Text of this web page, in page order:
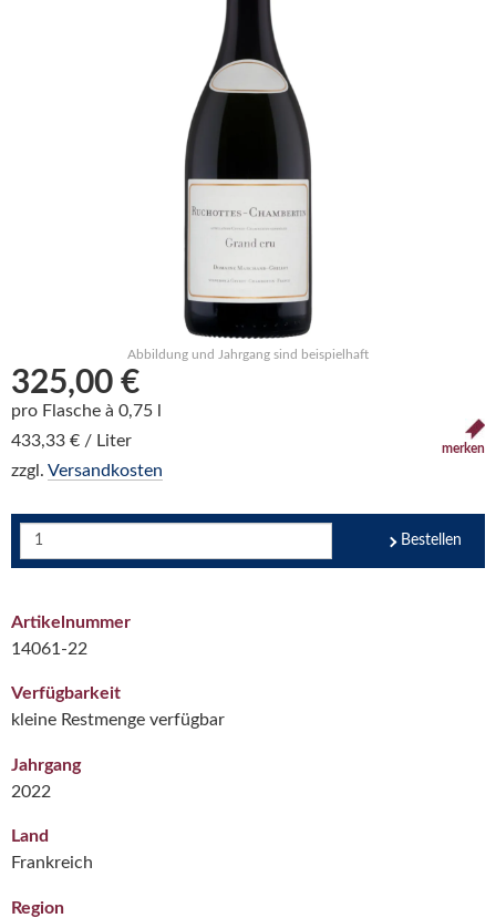
Abbildung und Jahrgang sind beispielhaft
325,00 €
pro Flasche à 0,75 l
433,33 € / Liter
zzgl. Versandkosten
merken
Bestellen
Artikelnummer
14061-22
Verfügbarkeit
kleine Restmenge verfügbar
Jahrgang
2022
Land
Frankreich
Region